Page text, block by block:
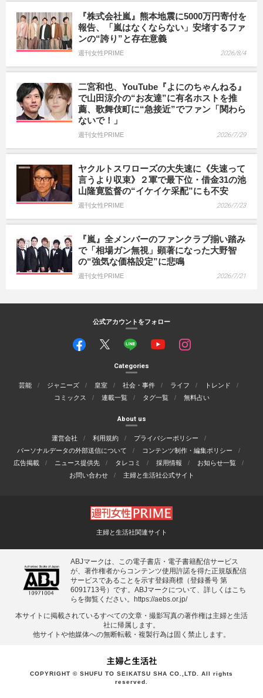
『株式会社嵐』熊本地震に5000万円寄付を
報告、「嵐はなくならない」安堵するファ
ンの“誇り”と存在意義
週刊女性PRIME 2026/8/4
二宮和也、YouTube『よにのちゃんねる』
で山田涼介の“お友達”に有名ホストを推
薦、歌舞伎町に“急接近”でファン「関わら
ないで！」
週刊女性PRIME 2026/7/29
ヤクルトスワローズの大失速に《失速って
言うより収束》２軍で最下位・借金31の池
山隆寛監督の“イケイケ采配”にも不安
週刊女性PRIME 2026/7/23
『嵐』全メンバーのファンクラブ揃い踏み
で「相場ガン無視」顕著になった大野智
の“強気な価格設定”に悲鳴
週刊女性PRIME 2026/7/21
公式アカウントをフォロー
Categories
芸能 ジャニーズ 皇室 社会・事件 ライフ
トレンド
コミックス
連載一覧 タグ一覧 無料占い
About us
運営会社 利用規約
プライバシーポリシー
パーソナルデータの外部送信について
コンテンツ制作・編集ポリシー
広告掲載
ニュース提供先 タレコミ 採用情報
お知らせ一覧
お問い合わせ
主婦と生活社公式サイト
主婦と生活社関連サイト
ABJマークは、この電子書店・電子書籍配信サービス
が、著作権者からコンテンツ使用許諾を得た正規版配信
サービスであることを示す登録商標（登録番号 第
6091713号）です。ABJマークについて、詳しくはこち
らを御覧ください。 https://aebs.or.jp/
本サイトに掲載されているすべての⽂章・撮影写真の著作権は主婦と⽣活
社に帰属します。
他サイトや他媒体への無断転載・複製⾏為は固く禁⽌します。
COPYRIGHT © SHUFU TO SEIKATSU SHA CO.,LTD. All rights
reserved.